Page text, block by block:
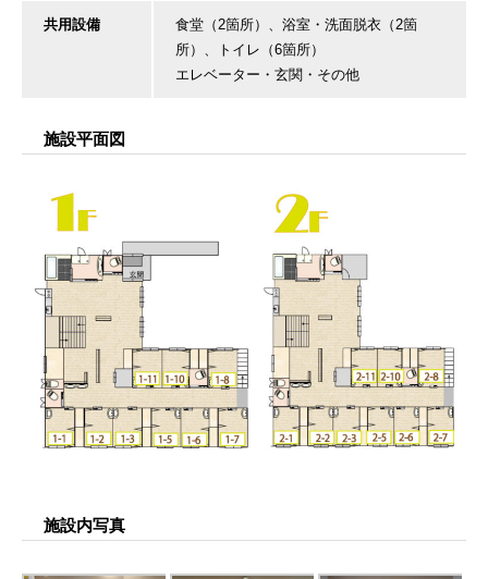
共用設備
食堂（2箇所）、浴室・洗面脱衣（2箇
所）、トイレ（6箇所）
エレベーター・玄関・その他
施設平面図
施設内写真